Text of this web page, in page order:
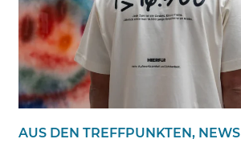
AUS DEN TREFFPUNKTEN, NEWS